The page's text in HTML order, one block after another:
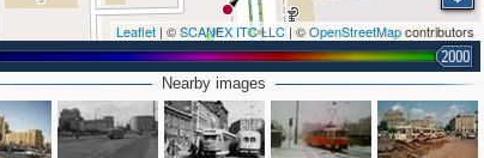
2
Leaflet | ©SCANEX ITC LLC| ©OpenStreetMapcontributors
2000
Nearby images